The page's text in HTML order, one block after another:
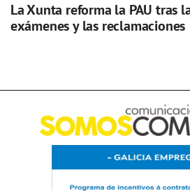
La Xunta reforma la PAU tras
exámenes y las reclamaciones